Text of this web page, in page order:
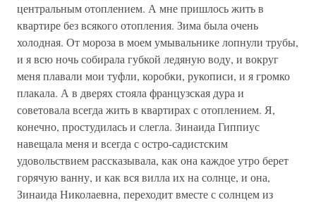
центральным отоплением. А мне пришлось жить в
квартире без всякого отопления. Зима была очень
холодная. От мороза в моем умывальнике лопнули трубы,
и я всю ночь собирала губкой ледяную воду, и вокруг
меня плавали мои туфли, коробки, рукописи, и я громко
плакала. А в дверях стояла французская дура и
советовала всегда жить в квартирах с отоплением. Я,
конечно, простудилась и слегла. Зинаида Гиппиус
навещала меня и всегда с остро-садистским
удовольствием рассказывала, как она каждое утро берет
горячую ванну, и как вся вилла их на солнце, и она,
Зинаида Николаевна, переходит вместе с солнцем из